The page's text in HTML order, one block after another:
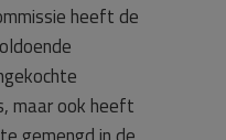
heeft de
maar ook heeft